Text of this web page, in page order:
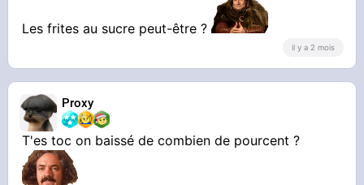
Les frites au sucre peut-être ?
il y a 2 mois
Proxy
T'es toc on baissé de combien de pourcent ?